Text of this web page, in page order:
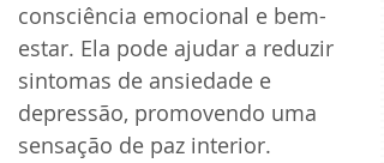
consciência emocional e bem-
estar. Ela pode ajudar a reduzir
sintomas de ansiedade e
depressão, promovendo uma
sensação de paz interior.